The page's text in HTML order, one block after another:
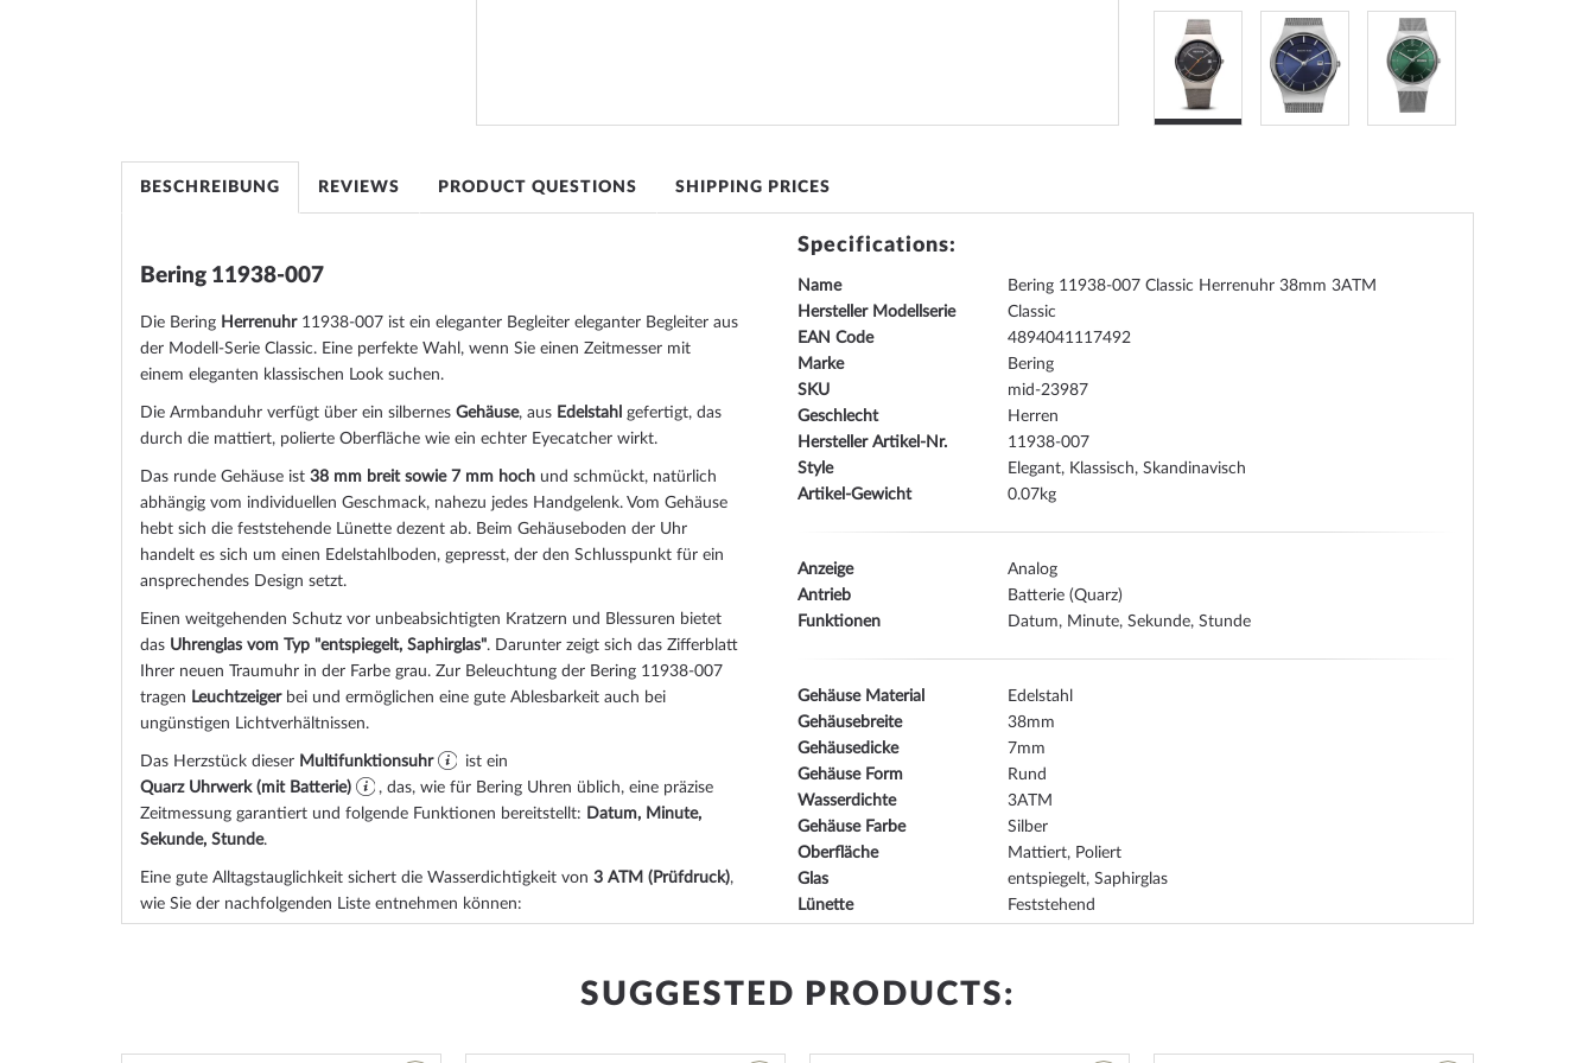
BESCHREIBUNG
Bering 11938-007
Die Bering Herrenuhr11938-007 ist ein eleganter Begleiter eleganter Begleiter aus
der Modell-Serie Classic. Eine perfekte Wahl, wenn Sie einen Zeitmesser mit
einem eleganten klassischen Look suchen.
Die Armbanduhr verfügt über ein silbernes Gehäuse, aus Edelstahl gefertigt, das
durch die mattiert, polierte Oberfläche wie ein echter Eyecatcher wirkt.
Das runde Gehäuse ist 38 mm breit sowie 7 mm hoch und schmückt, natürlich
abhängig vom individuellen Geschmack, nahezu jedes Handgelenk. Vom Gehäuse
hebt sich die feststehende Lünette dezent ab. Beim Gehäuseboden der Uhr
handelt es sich um einen Edelstahlboden, gepresst, der den Schlusspunkt für ein
ansprechendes Design setzt.
Einen weitgehenden Schutz vor unbeabsichtigten Kratzern und Blessuren bietet
das Uhrenglas vom Typ "entspiegelt, Saphirglas". Darunter zeigt sich das Zifferblatt
Ihrer neuen Traumuhr in der Farbe grau. Zur Beleuchtung der Bering 11938-007
tragen Leuchtzeigerbei und ermöglichen eine gute Ablesbarkeit auch bei
ungünstigen Lichtverhältnissen.
Das Herzstück dieser Multifunktionsuhr
ist ein
Quarz Uhrwerk (mit Batterie)
, das, wie für Bering Uhren üblich, eine präzise
Zeitmessung garantiert und folgende Funktionen bereitstellt: Datum, Minute,
Sekunde, Stunde.
Eine gute Alltagstauglichkeit sichert die Wasserdichtigkeit von 3 ATM (Prüfdruck),
wie Sie der nachfolgenden Liste entnehmen können:
Specifications:
Name
Bering 11938-007 Classic Herrenuhr 38mm 3ATM
Hersteller Modellserie
Classic
EAN Code
4894041117492
Marke
Bering
SKU
mid-23987
Geschlecht
Herren
Hersteller Artikel-Nr.
11938-007
Style
Elegant, Klassisch, Skandinavisch
Artikel-Gewicht
0.07
Anzeige
Analog
Antrieb
Batterie (Quarz)
Funktionen
Datum, Minute, Sekunde, Stunde
Gehäuse Material
Edelstahl
Gehäusebreite
38
Gehäusedicke
7
Gehäuse Form
Rund
Wasserdichte
3
Gehäuse Farbe
Silber
Oberfläche
Mattiert, Poliert
Glas
entspiegelt, Saphirglas
Lünette
Feststehend
Beleuchtung
Armband Material
Edelstahl
REVIEWS PRODUCT QUESTIONS SHIPPING PRICES
SUGGESTED PRODUCTS: